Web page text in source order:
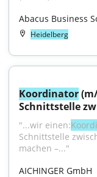
Abacus Business
Heidelberg
Koordinator
Schnittstelle
"...wir einen:
Schnittstelle
machen –..."
AICHINGER GmbH